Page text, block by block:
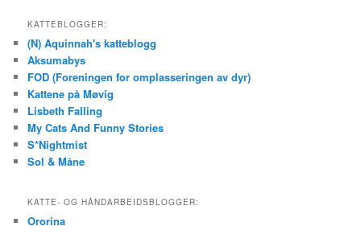
KATTEBLOGGER:
(N) Aquinnah's katteblogg
Aksumabys
FOD (Foreningen for omplasseringen av dyr)
Kattene på Møvig
Lisbeth Falling
My Cats And Funny Stories
S*Nightmist
Sol & Måne
KATTE- OG HÅNDARBEIDSBLOGGER:
Ororina